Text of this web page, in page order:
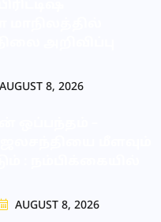
AUGUST 8, 2026
AUGUST 8, 2026